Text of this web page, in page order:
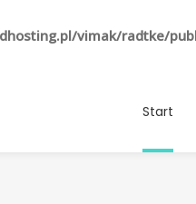
vimak/radtke/
Start